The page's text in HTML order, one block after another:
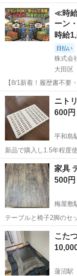
W40×D15.5×H14.5cm
東京 大田区 久
≪時
ーン
時給
日払い
株式会
大田区
【8/1新着！履歴書不
スタート！】【大田市
可！交通費全額支給！】青
・フォークリフトでの...
東京 大田区 そ
ニト
600円
平和島
新品で購入し1.5年程度
出品します。 特に目立った傷等ないですが、 裏側のゴムが12個中2個
無くなっています。 問
理解ください。 ニ...
東京 大田区 平
家具
500円
梅屋敷
テーブルと椅子2脚のセッ
は脚を外した状態での
東京 大田区 梅
こた
蓮沼駅